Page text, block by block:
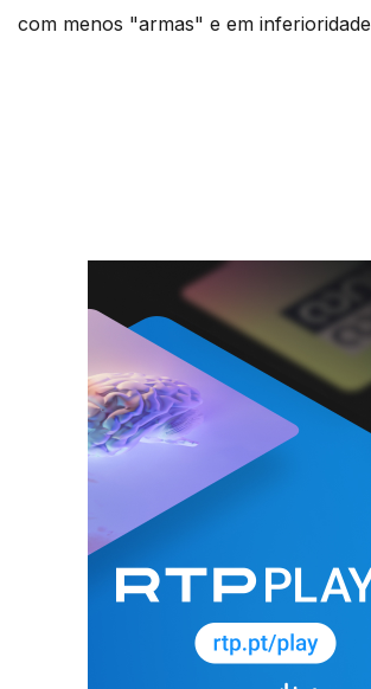
com menos "armas" e em